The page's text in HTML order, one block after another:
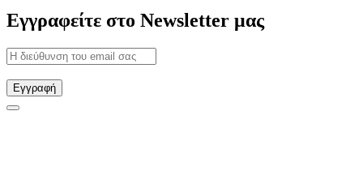
Εγγραφείτε στο Newsletter μας
Εγγραφή